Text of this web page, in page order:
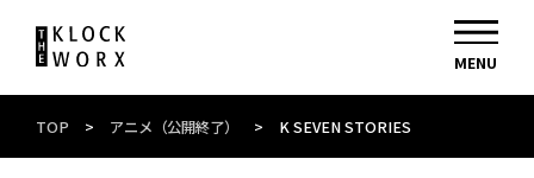
TOP > アニメ（公開終了） > K SEVEN STORIES